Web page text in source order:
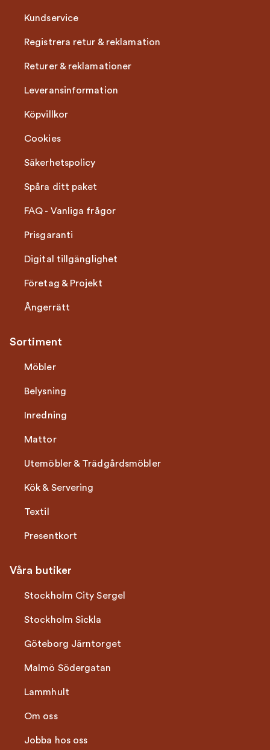
Kundservice
Registrera retur & reklamation
Returer & reklamationer
Leveransinformation
Köpvillkor
Cookies
Säkerhetspolicy
Spåra ditt paket
FAQ - Vanliga frågor
Prisgaranti
Digital tillgänglighet
Företag & Projekt
Ångerrätt
Sortiment
Möbler
Belysning
Inredning
Mattor
Utemöbler & Trädgårdsmöbler
Kök & Servering
Textil
Presentkort
Våra butiker
Stockholm City Sergel
Stockholm Sickla
Göteborg Järntorget
Malmö Södergatan
Lammhult
Om oss
Jobba hos oss